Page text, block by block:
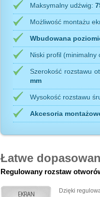
Maksymalny udźwig:
Możliwość montażu
Wbudowana
Niski profil (minimalny
Szerokość rozstawu
mm
Wysokość rozstawu
Akcesoria
Łatwe
Regulowany rozstaw
Dzięki